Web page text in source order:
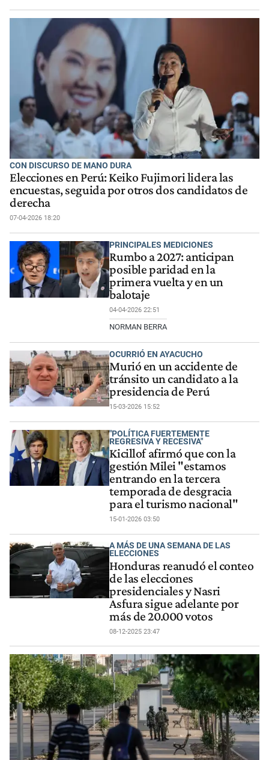
CON DISCURSO DE MANO DURA
Elecciones en Perú: Keiko Fujimori lidera las
encuestas, seguida por otros dos candidatos de
derecha
07-04-2026 18:20
PRINCIPALES MEDICIONES
Rumbo a 2027: anticipan
posible paridad en la
primera vuelta y en un
balotaje
04-04-2026 22:51
NORMAN BERRA
OCURRIÓ EN AYACUCHO
Murió en un accidente de
tránsito un candidato a la
presidencia de Perú
15-03-2026 15:52
"POLÍTICA FUERTEMENTE
REGRESIVA Y RECESIVA"
Kicillof afirmó que con la
gestión Milei "estamos
entrando en la tercera
temporada de desgracia
para el turismo nacional"
15-01-2026 03:50
A MÁS DE UNA SEMANA DE LAS
ELECCIONES
Honduras reanudó el conteo
de las elecciones
presidenciales y Nasri
Asfura sigue adelante por
más de 20.000 votos
08-12-2025 23:47